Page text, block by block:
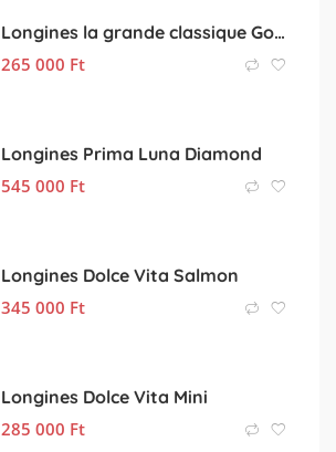
Longines la grande classique Golden
265 000 Ft
Longines Prima Luna Diamond
545 000 Ft
Longines Dolce Vita Salmon
345 000 Ft
Longines Dolce Vita Mini
285 000 Ft